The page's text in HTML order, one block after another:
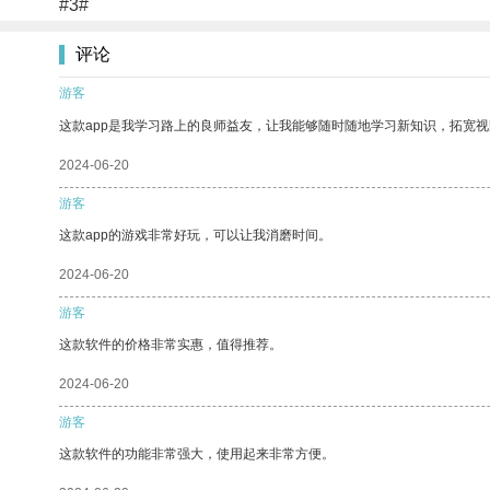
#3#
评论
游客
这款app是我学习路上的良师益友，让我能够随时随地学习新知识，拓宽
2024-06-20
游客
这款app的游戏非常好玩，可以让我消磨时间。
2024-06-20
游客
这款软件的价格非常实惠，值得推荐。
2024-06-20
游客
这款软件的功能非常强大，使用起来非常方便。